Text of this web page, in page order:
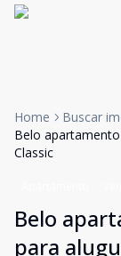
Home
Buscar
Belo
Classic
Belo
para